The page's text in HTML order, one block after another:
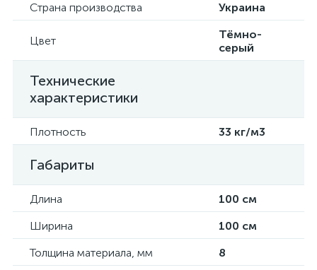
Страна производства
Украина
Цвет
Тёмно-
серый
Технические
характеристики
Плотность 33 кг/м3
Габариты
Длина
100 см
Ширина
100 см
Толщина материала, мм
8